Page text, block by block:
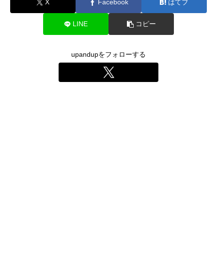
X Facebook はてブ
LINE コピー
upandupをフォローする